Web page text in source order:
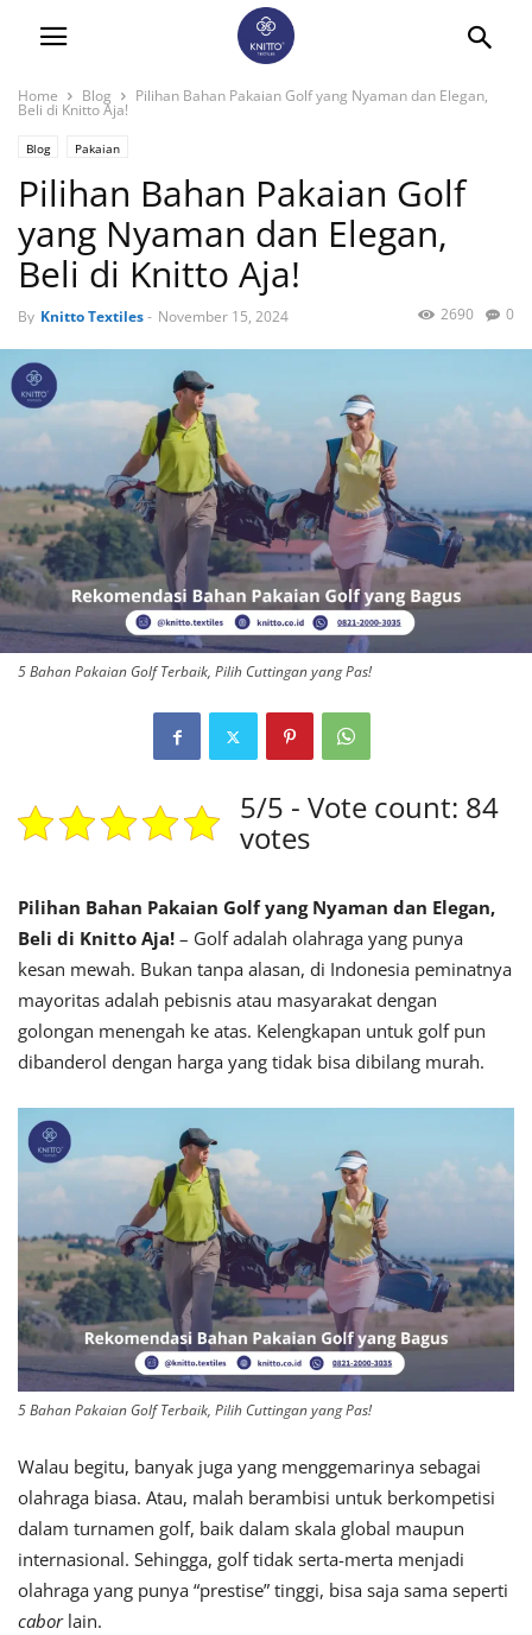
Home Blog Pilihan Bahan Pakaian Golf yang Nyaman dan Elegan,
Beli di Knitto Aja!
Blog Pakaian
Pilihan Bahan Pakaian Golf
yang Nyaman dan Elegan,
Beli di Knitto Aja!
By Knitto Textiles- November 15, 2024 0
2690
5 Bahan Pakaian Golf Terbaik, Pilih Cuttingan yang Pas!
5/5 - Vote count: 84
votes
Pilihan Bahan Pakaian Golf yang Nyaman dan Elegan,
Beli di Knitto Aja! – Golf adalah olahraga yang punya
kesan mewah. Bukan tanpa alasan, di Indonesia peminatnya
mayoritas adalah pebisnis atau masyarakat dengan
golongan menengah ke atas. Kelengkapan untuk golf pun
dibanderol dengan harga yang tidak bisa dibilang murah.
5 Bahan Pakaian Golf Terbaik, Pilih Cuttingan yang Pas!
Walau begitu, banyak juga yang menggemarinya sebagai
olahraga biasa. Atau, malah berambisi untuk berkompetisi
dalam turnamen golf, baik dalam skala global maupun
internasional. Sehingga, golf tidak serta-merta menjadi
olahraga yang punya “prestise” tinggi, bisa saja sama seperti
cabor lain.